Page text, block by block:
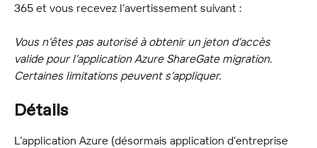
365 et vous recevez l’avertissement suivant :
Vous n’êtes pas autorisé à obtenir un jeton d’accès
valide pour l’application Azure ShareGate migration.
Certaines limitations peuvent s’appliquer.
Détails
L’application Azure (désormais application d’entreprise